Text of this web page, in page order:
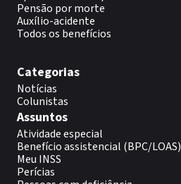
Pensão por morte
Auxílio-acidente
Todos os benefícios
Categorias
Notícias
Colunistas
Assuntos
Atividade especial
Benefício assistencial (BPC/LOAS)
Meu INSS
Perícias